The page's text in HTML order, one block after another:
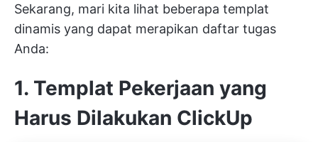
Sekarang, mari kita lihat beberapa templat
dinamis yang dapat merapikan daftar tugas
Anda:
1. Templat Pekerjaan yang
Harus Dilakukan ClickUp